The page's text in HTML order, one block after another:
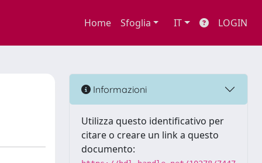
Home Sfoglia IT LOGIN
Informazioni
Utilizza questo identificativo per
citare o creare un link a questo
documento: